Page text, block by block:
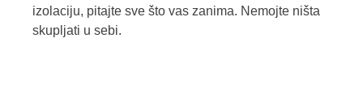
izolaciju, pitajte sve što vas zanima. Nemojte ništa
skupljati u sebi.